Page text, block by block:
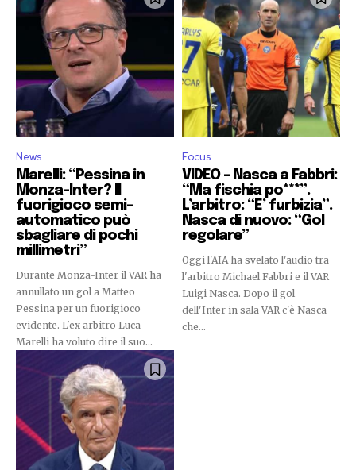
News
Marelli: “Pessina in
Monza-Inter? Il
fuorigioco semi-
automatico può
sbagliare di pochi
millimetri”
Durante Monza-Inter il VAR ha
annullato un gol a Matteo
Pessina per un fuorigioco
evidente. L'ex arbitro Luca
Marelli ha voluto dire il suo...
Focus
VIDEO – Nasca a Fabbri:
“Ma fischia po***”.
L’arbitro: “E’ furbizia”.
Nasca di nuovo: “Gol
regolare”
Oggi l'AIA ha svelato l'audio tra
l'arbitro Michael Fabbri e il VAR
Luigi Nasca. Dopo il gol
dell'Inter in sala VAR c'è Nasca
che...